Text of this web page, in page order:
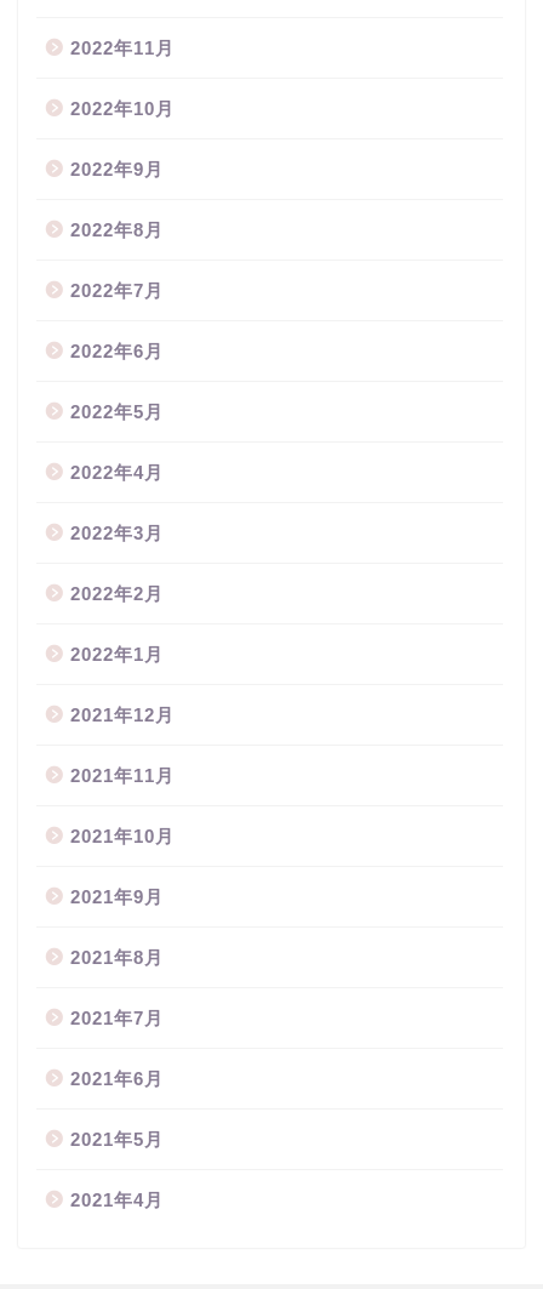
2022年11月
2022年10月
2022年9月
2022年8月
2022年7月
2022年6月
2022年5月
2022年4月
2022年3月
2022年2月
2022年1月
2021年12月
2021年11月
2021年10月
2021年9月
2021年8月
2021年7月
2021年6月
2021年5月
2021年4月